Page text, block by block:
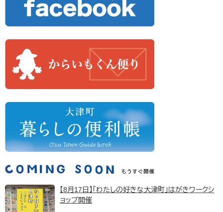
【8月17日】「わたしの好きな大津町」はがきワークシ
ョップ開催